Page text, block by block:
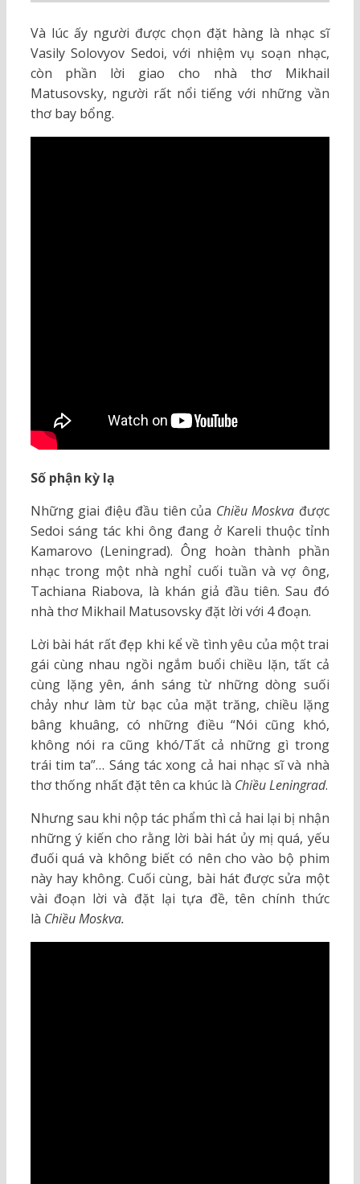
Và lúc ấy người được chọn đặt hàng là nhạc sĩ
Vasily Solovyov Sedoi, với nhiệm vụ soạn nhạc,
còn phần lời giao cho nhà thơ Mikhail
Matusovsky, người rất nổi tiếng với những vần
thơ bay bổng.
Số phận kỳ lạ
Những giai điệu đầu tiên của Chiều Moskva được
Sedoi sáng tác khi ông đang ở Kareli thuộc tỉnh
Kamarovo (Leningrad). Ông hoàn thành phần
nhạc trong một nhà nghỉ cuối tuần và vợ ông,
Tachiana Riabova, là khán giả đầu tiên. Sau đó
nhà thơ Mikhail Matusovsky đặt lời với 4 đoạn.
Lời bài hát rất đẹp khi kể về tình yêu của một trai
gái cùng nhau ngồi ngắm buổi chiều lặn, tất cả
cùng lặng yên, ánh sáng từ những dòng suối
chảy như làm từ bạc của mặt trăng, chiều lặng
bâng khuâng, có những điều “Nói cũng khó,
không nói ra cũng khó/Tất cả những gì trong
trái tim ta”… Sáng tác xong cả hai nhạc sĩ và nhà
thơ thống nhất đặt tên ca khúc là Chiều Leningrad.
Nhưng sau khi nộp tác phẩm thì cả hai lại bị nhận
những ý kiến cho rằng lời bài hát ủy mị quá, yếu
đuối quá và không biết có nên cho vào bộ phim
này hay không. Cuối cùng, bài hát được sửa một
vài đoạn lời và đặt lại tựa đề, tên chính thức
là Chiều Moskva.